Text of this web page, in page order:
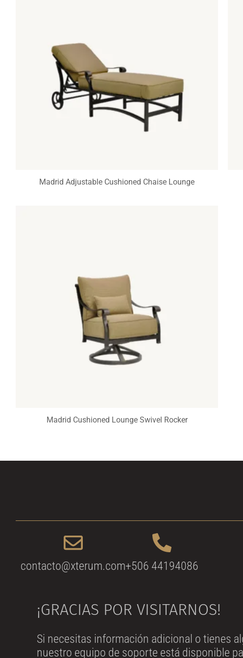
Madrid Adjustable Cushioned Chaise Lounge
Madrid Cushioned Lounge Swivel Rocker
contacto@xterum.com+506 44194086
¡GRACIAS POR VISITARNOS!
Si necesitas información adicional o tienes
nuestro equipo de soporte está disponible